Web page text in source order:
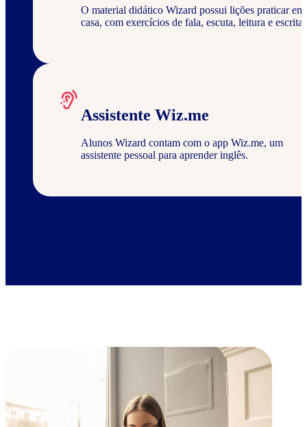
O material didático Wizard possui lições praticar em
casa, com exercícios de fala, escuta, leitura e escrita.
Assistente Wiz.me
Alunos Wizard contam com o app Wiz.me, um
assistente pessoal para aprender inglês.